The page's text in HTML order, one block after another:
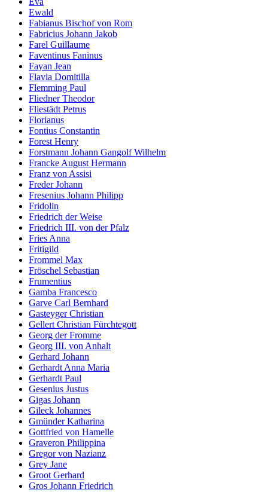
Ewald
Fabianus Bischof von Rom
Fabricius Johann Jakob
Farel Guillaume
Faventinus Faninus
Fayan Jean
Flavia Domitilla
Flemming Paul
Fliedner Theodor
Fliestädt Petrus
Florianus
Fontius Constantin
Forest Henry
Forstmann Johann Gangolf Wilhelm
Francke August Hermann
Franz von Assisi
Freder Johann
Fresenius Johann Philipp
Fridolin
Friedrich der Weise
Friedrich III. von der Pfalz
Fries Anna
Fritigild
Frommel Max
Fröschel Sebastian
Frumentius
Gamba Francesco
Garve Carl Bernhard
Gasteyger Christian
Gellert Christian Fürchtegott
Georg der Fromme
Georg III. von Anhalt
Gerhard Johann
Gerhardt Anna Maria
Gerhardt Paul
Gesenius Justus
Gigas Johann
Gileck Johannes
Gmünder Katharina
Gottfried von Hamelle
Graveron Philippina
Gregor von Nazianz
Grey Jane
Groot Gerhard
Gros Johann Friedrich